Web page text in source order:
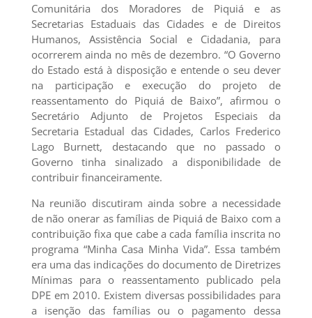
Comunitária dos Moradores de Piquiá e as
Secretarias Estaduais das Cidades e de Direitos
Humanos, Assistência Social e Cidadania, para
ocorrerem ainda no mês de dezembro. “O Governo
do Estado está à disposição e entende o seu dever
na participação e execução do projeto de
reassentamento do Piquiá de Baixo”, afirmou o
Secretário Adjunto de Projetos Especiais da
Secretaria Estadual das Cidades, Carlos Frederico
Lago Burnett, destacando que no passado o
Governo tinha sinalizado a disponibilidade de
contribuir financeiramente.
Na reunião discutiram ainda sobre a necessidade
de não onerar as famílias de Piquiá de Baixo com a
contribuição fixa que cabe a cada família inscrita no
programa “Minha Casa Minha Vida”. Essa também
era uma das indicações do documento de Diretrizes
Mínimas para o reassentamento publicado pela
DPE em 2010. Existem diversas possibilidades para
a isenção das famílias ou o pagamento dessa